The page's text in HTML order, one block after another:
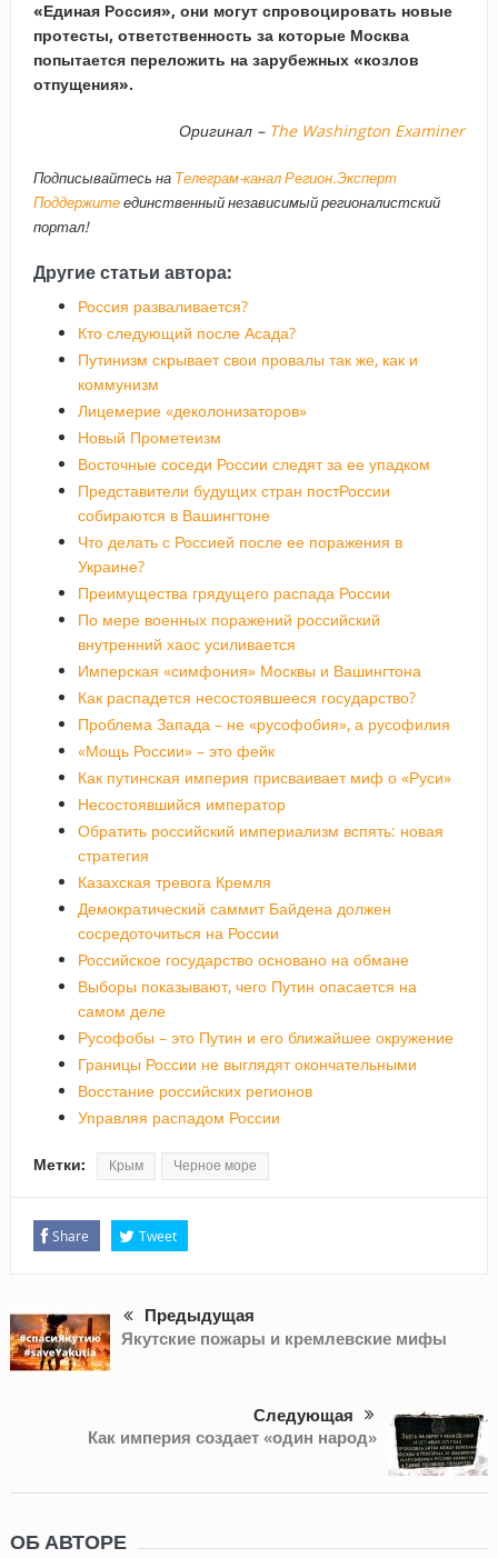
«Единая Россия», они могут спровоцировать новые
протесты, ответственность за которые Москва
попытается переложить на зарубежных «козлов
отпущения».
Оригинал – The Washington Examiner
Подписывайтесь на Телеграм-канал Регион.Эксперт
Поддержитеединственный независимый регионалистский
портал!
Другие статьи автора:
Россия разваливается?
Кто следующий после Асада?
Путинизм скрывает свои провалы так же, как и
коммунизм
Лицемерие «деколонизаторов»
Новый Прометеизм
Восточные соседи России следят за ее упадком
Представители будущих стран постРоссии
собираются в Вашингтоне
Что делать с Россией после ее поражения в
Украине?
Преимущества грядущего распада России
По мере военных поражений российский
внутренний хаос усиливается
Имперская «симфония» Москвы и Вашингтона
Как распадется несостоявшееся государство?
Проблема Запада – не «русофобия», а русофилия
«Мощь России» – это фейк
Как путинская империя присваивает миф о «Руси»
Несостоявшийся император
Обратить российский империализм вспять: новая
стратегия
Казахская тревога Кремля
Демократический саммит Байдена должен
сосредоточиться на России
Российское государство основано на обмане
Выборы показывают, чего Путин опасается на
самом деле
Русофобы – это Путин и его ближайшее окружение
Границы России не выглядят окончательными
Восстание российских регионов
Управляя распадом России
Метки: Крым Черное море
Share Tweet
Предыдущая
Якутские пожары и кремлевские мифы
Следующая
Как империя создает «один народ»
ОБ АВТОРЕ